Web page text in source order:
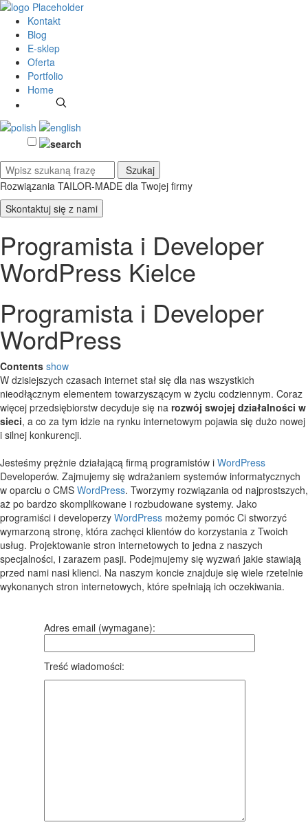
Kontakt
Blog
E-sklep
Oferta
Portfolio
Home
Rozwiązania TAILOR-MADE dla Twojej firmy
Skontaktuj się z nami
Programista i Developer
WordPress Kielce
Programista i Developer
WordPress
Contents show
W dzisiejszych czasach internet stał się dla nas wszystkich
nieodłącznym elementem towarzyszącym w życiu codziennym. Coraz
więcej przedsiębiorstw decyduje się na rozwój swojej działalności w
sieci, a co za tym idzie na rynku internetowym pojawia się dużo nowej
i silnej konkurencji.
Jesteśmy prężnie działającą firmą programistów i WordPress
Developerów. Zajmujemy się wdrażaniem systemów informatycznych
w oparciu o CMS WordPress. Tworzymy rozwiązania od najprostszych,
aż po bardzo skomplikowane i rozbudowane systemy. Jako
programiści i developerzy WordPress możemy pomóc Ci stworzyć
wymarzoną stronę, która zachęci klientów do korzystania z Twoich
usług. Projektowanie stron internetowych to jedna z naszych
specjalności, i zarazem pasji. Podejmujemy się wyzwań jakie stawiają
przed nami nasi klienci. Na naszym koncie znajduje się wiele rzetelnie
wykonanych stron internetowych, które spełniają ich oczekiwania.
Adres email (wymagane):
Treść wiadomości: